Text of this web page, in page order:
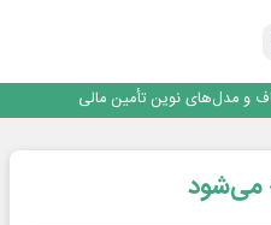
در مسیر توسعه تجارت و همگرایی
و مدل‌های نوین تأمین مالی
را ارائه کرد
در مسیر توسعه تجارت و همگرایی
می‌شود